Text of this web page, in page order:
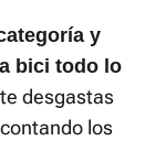
y
bici todo lo
desgastas
los